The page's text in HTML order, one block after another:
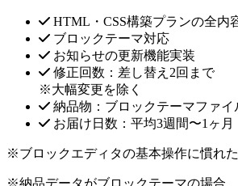
HTML・CSS構築プランの全内
ブロックテーマ対応
お知らせの更新機能実装
修正回数：差し替え2回まで
※大幅変更を除く
納品物：ブロックテーマファイ
お届け日数：平均3週間〜1ヶ月
※ブロックエディタの基本操作に慣れ